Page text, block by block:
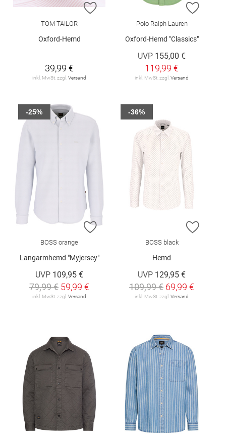
ZUR WUNSCHLISTE HINZUFÜGEN
TOM TAILOR
Oxford-Hemd
39,99 €
inkl. MwSt. zzgl. Versand
ZUR
Polo Ralph Lauren
Oxford-Hemd "Classics"
UVP 155,00 €
119,99 €
inkl. MwSt. zzgl. Versand
ZUR WUNSCHLISTE HINZUFÜGEN
BOSS orange
Langarmhemd "Myjersey"
UVP 109,95 €
79,99 € 59,99 €
inkl. MwSt. zzgl.Versand
-25%
ZUR
BOSS black
Hemd
UVP 129,95 €
109,99 € 69,99 €
inkl. MwSt. zzgl.Versand
-36%